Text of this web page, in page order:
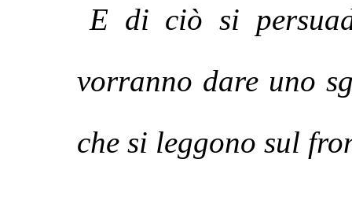
E di ciò si
vorranno dare uno
che si leggono sul